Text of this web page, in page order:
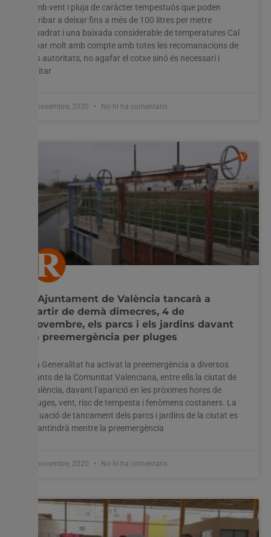
amb vent i pluja de caràcter tempestuós que poden
arribar a deixar fins a més de 100 litres per metre
quadrat i una baixada considerable de temperatures Cal
anar molt amb compte amb totes les recomanacions de
les autoritats, no agafar el cotxe sinó és necessari i
evitar
3 novembre, 2020 No hi ha comentaris
L’Ajuntament de València tancarà a
partir de demà dimecres, 4 de
novembre, els parcs i els jardins davant
la preemergència per pluges
La Generalitat ha activat la preemergència a diversos
punts de la Comunitat Valenciana, entre ells la ciutat de
València, davant l’aparició en les pròximes hores de
pluges, vent, risc de tempesta i fenòmens costaners. La
situació de tancament dels parcs i jardins de la ciutat es
mantindrà mentre la preemergència
3 novembre, 2020 No hi ha comentaris